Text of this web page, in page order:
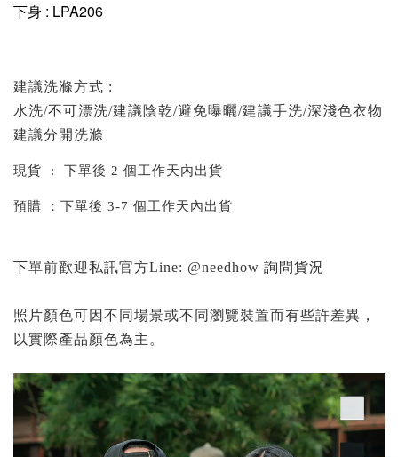
下身 : LPA206
建議洗滌方式 :
水洗/不可漂洗/建議陰乾/避免曝曬/建議手洗/深淺色衣物
建議分開洗滌
現貨 : 下單後 2 個工作天內出貨
預購 ：下單後 3-7 個工作天內出貨
下單前歡迎私訊官方Line: @needhow 詢問貨況
照片顏色可因不同場景或不同瀏覽裝置而有些許差異，
以實際產品顏色為主。